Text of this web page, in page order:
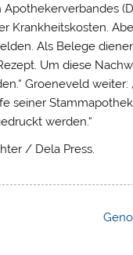
Krankheitskosten.
Als Belege
Um diese
Groeneveld
seiner
werden.“
/ Dela Press.